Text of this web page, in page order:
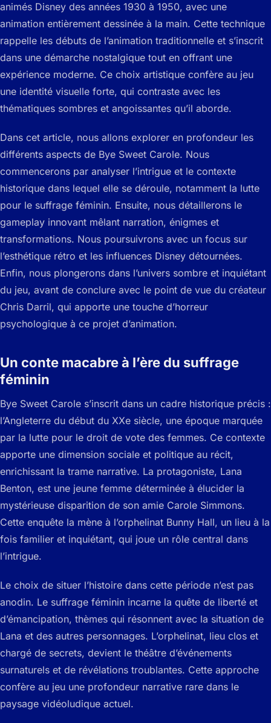
animés Disney des années 1930 à 1950, avec une
animation entièrement dessinée à la main. Cette technique
rappelle les débuts de l’animation traditionnelle et s’inscrit
dans une démarche nostalgique tout en offrant une
expérience moderne. Ce choix artistique confère au jeu
une identité visuelle forte, qui contraste avec les
thématiques sombres et angoissantes qu’il aborde.
Dans cet article, nous allons explorer en profondeur les
différents aspects de Bye Sweet Carole. Nous
commencerons par analyser l’intrigue et le contexte
historique dans lequel elle se déroule, notamment la lutte
pour le suffrage féminin. Ensuite, nous détaillerons le
gameplay innovant mêlant narration, énigmes et
transformations. Nous poursuivrons avec un focus sur
l’esthétique rétro et les influences Disney détournées.
Enfin, nous plongerons dans l’univers sombre et inquiétant
du jeu, avant de conclure avec le point de vue du créateur
Chris Darril, qui apporte une touche d’horreur
psychologique à ce projet d’animation.
Un conte macabre à l’ère du suffrage
féminin
Bye Sweet Carole s’inscrit dans un cadre historique précis :
l’Angleterre du début du XXe siècle, une époque marquée
par la lutte pour le droit de vote des femmes. Ce contexte
apporte une dimension sociale et politique au récit,
enrichissant la trame narrative. La protagoniste, Lana
Benton, est une jeune femme déterminée à élucider la
mystérieuse disparition de son amie Carole Simmons.
Cette enquête la mène à l’orphelinat Bunny Hall, un lieu à la
fois familier et inquiétant, qui joue un rôle central dans
l’intrigue.
Le choix de situer l’histoire dans cette période n’est pas
anodin. Le suffrage féminin incarne la quête de liberté et
d’émancipation, thèmes qui résonnent avec la situation de
Lana et des autres personnages. L’orphelinat, lieu clos et
chargé de secrets, devient le théâtre d’événements
surnaturels et de révélations troublantes. Cette approche
confère au jeu une profondeur narrative rare dans le
paysage vidéoludique actuel.